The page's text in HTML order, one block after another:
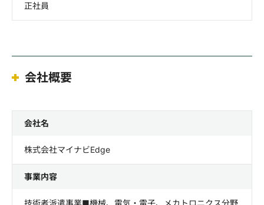
正社員
会社概要
会社名
株式会社マイナビEdge
事業内容
技術者派遣事業■機械、電気・電子、メカトロニクス分野